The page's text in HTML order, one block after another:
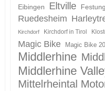
Eibingen Eltville
Ruedesheim
Kirchdorf Kirchdorf in Tirol
Magic Bike Magic Bike
Middlerhine
Middlerhine
Mittelrheintal